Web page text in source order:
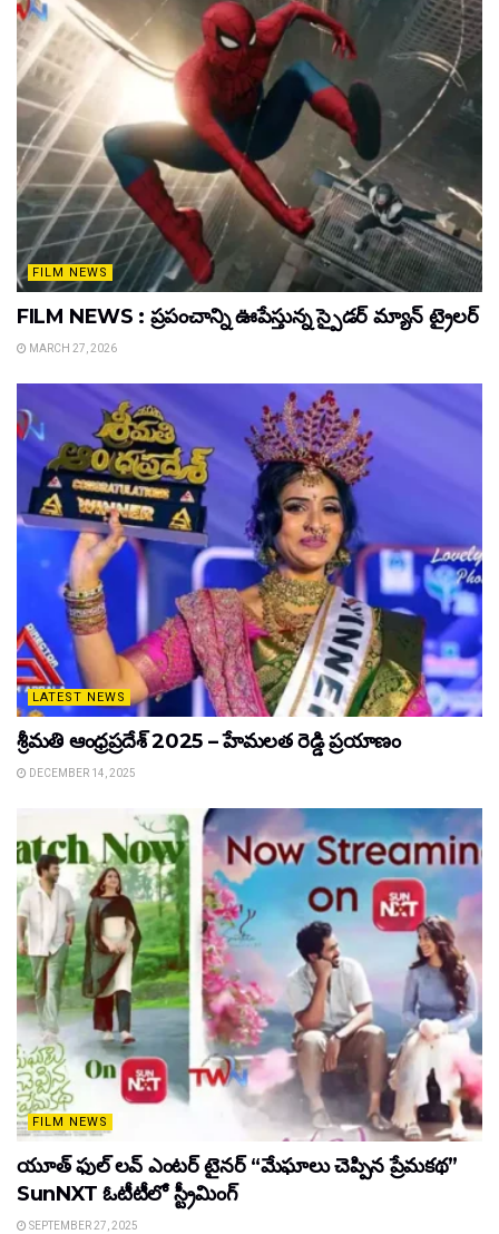
FILM NEWS
FILM NEWS : ప్రపంచాన్ని ఊపేస్తున్న స్పైడర్ మ్యాన్ ట్రైలర్
MARCH 27, 2026
LATEST NEWS
శ్రీమతి ఆంధ్రప్రదేశ్ 2025 – హేమలత రెడ్డి ప్రయాణం
DECEMBER 14, 2025
FILM NEWS
యూత్ ఫుల్ లవ్ ఎంటర్ టైనర్ “మేఘాలు చెప్పిన ప్రేమకథ”
SunNXT ఓటీటీలో స్ట్రీమింగ్
SEPTEMBER 27, 2025